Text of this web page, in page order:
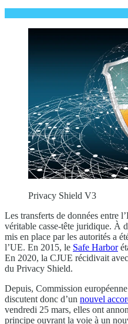
Privacy Shield V3
Les transferts de données entre
véritable casse-tête juridique. À
mis en place par les autorités a
l’UE. En 2015, le Safe Harbor
En 2020, la CJUE récidivait
du Privacy Shield.
Depuis, Commission
discutent donc d’un nouvel
vendredi 25 mars, elles ont
principe ouvrant la voie à un